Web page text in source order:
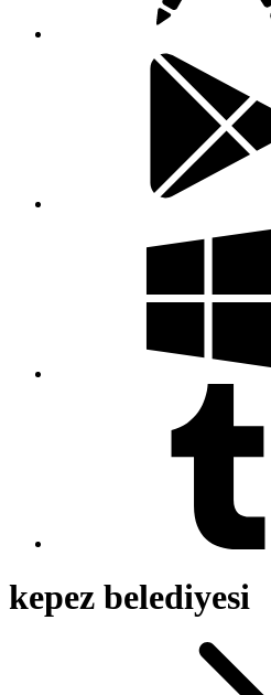
kepez belediyesi